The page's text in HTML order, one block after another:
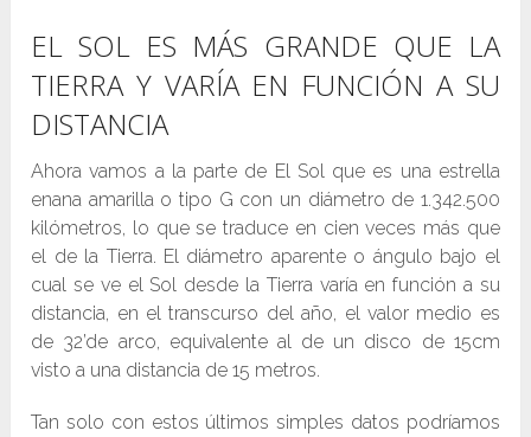
EL SOL ES MÁS GRANDE QUE LA
TIERRA Y VARÍA EN FUNCIÓN A SU
DISTANCIA
Ahora vamos a la parte de El Sol que es una estrella
enana amarilla o tipo G con un diámetro de 1.342.500
kilómetros, lo que se traduce en cien veces más que
el de la Tierra. El diámetro aparente o ángulo bajo el
cual se ve el Sol desde la Tierra varía en función a su
distancia, en el transcurso del año, el valor medio es
de 32’de arco, equivalente al de un disco de 15cm
visto a una distancia de 15 metros.
Tan solo con estos últimos simples datos podríamos